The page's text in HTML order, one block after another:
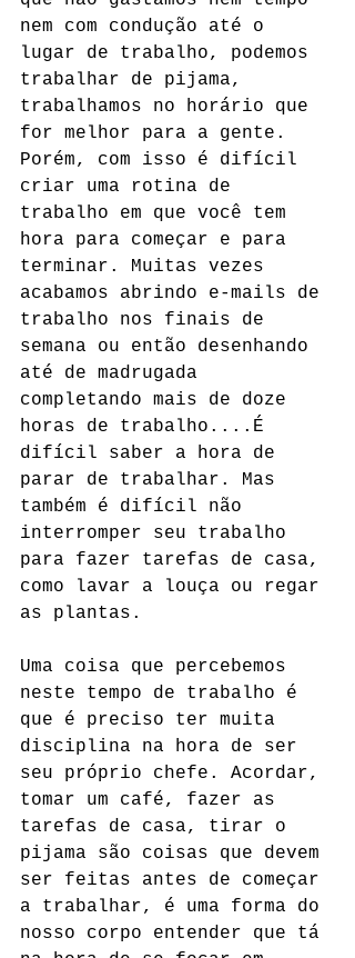
nem com condução até o
lugar de trabalho, podemos
trabalhar de pijama,
trabalhamos no horário que
for melhor para a gente.
Porém, com isso é difícil
criar uma rotina de
trabalho em que você tem
hora para começar e para
terminar. Muitas vezes
acabamos abrindo e-mails de
trabalho nos finais de
semana ou então desenhando
até de madrugada
completando mais de doze
horas de trabalho....É
difícil saber a hora de
parar de trabalhar. Mas
também é difícil não
interromper seu trabalho
para fazer tarefas de casa,
como lavar a louça ou regar
as plantas.
Uma coisa que percebemos
neste tempo de trabalho é
que é preciso ter muita
disciplina na hora de ser
seu próprio chefe. Acordar,
tomar um café, fazer as
tarefas de casa, tirar o
pijama são coisas que devem
ser feitas antes de começar
a trabalhar, é uma forma do
nosso corpo entender que tá